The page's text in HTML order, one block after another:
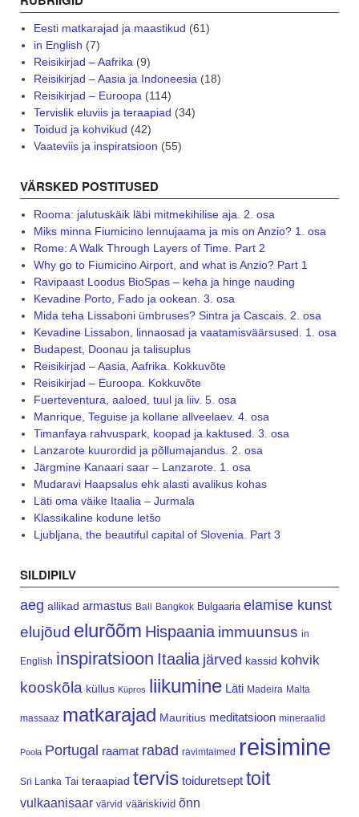
Eesti matkarajad ja maastikud (61)
in English (7)
Reisikirjad – Aafrika (9)
Reisikirjad – Aasia ja Indoneesia (18)
Reisikirjad – Euroopa (114)
Tervislik eluviis ja teraapiad (34)
Toidud ja kohvikud (42)
Vaateviis ja inspiratsioon (55)
VÄRSKED POSTITUSED
Rooma: jalutuskäik läbi mitmekihilise aja. 2. osa
Miks minna Fiumicino lennujaama ja mis on Anzio? 1. osa
Rome: A Walk Through Layers of Time. Part 2
Why go to Fiumicino Airport, and what is Anzio? Part 1
Ravipaast Loodus BioSpas – keha ja hinge nauding
Kevadine Porto, Fado ja ookean. 3. osa
Mida teha Lissaboni ümbruses? Sintra ja Cascais. 2. osa
Kevadine Lissabon, linnaosad ja vaatamisväärsused. 1. osa
Budapest, Doonau ja talisuplus
Reisikirjad – Aasia, Aafrika. Kokkuvõte
Reisikirjad – Euroopa. Kokkuvõte
Fuerteventura, aaloed, tuul ja liiv. 5. osa
Manrique, Teguise ja kollane allveelaev. 4. osa
Timanfaya rahvuspark, koopad ja kaktused. 3. osa
Lanzarote kuurordid ja põllumajandus. 2. osa
Järgmine Kanaari saar – Lanzarote. 1. osa
Mudaravi Haapsalus ehk alasti avalikus kohas
Läti oma väike Itaalia – Jurmala
Klassikaline kodune letšo
Ljubljana, the beautiful capital of Slovenia. Part 3
SILDIPILV
aeg allikad armastus Bali Bangkok Bulgaaria elamise kunst
elujõud elurõõm Hispaania immuunsus in
English inspiratsioon Itaalia järved kassid kohvik
kooskõla küllus Küpros liikumine Läti Madeira Malta
massaaz matkarajad Mauritius meditatsioon mineraalid
Poola Portugal raamat rabad ravimtaimed reisimine
Sri Lanka Tai teraapiad tervis toiduretsept toit
vulkaanisaar värvid vääriskivid õnn